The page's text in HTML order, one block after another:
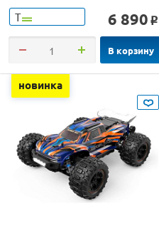
Т 6 890 o
В корзину
новинка